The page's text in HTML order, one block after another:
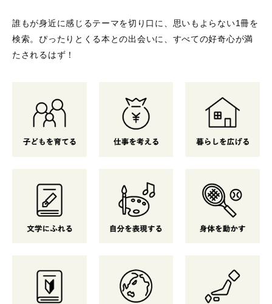
誰もが身近に感じるテーマを切り口に、思いもよらない1冊を
検索。 ぴったりとくる本との出会いに、すべての好奇心が満
たされるはず！